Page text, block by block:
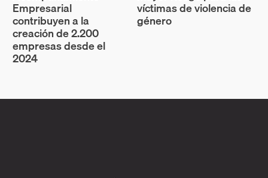
Empresarial
contribuyen a la
creación de 2.200
empresas desde el
2024
víctimas de violencia de
género